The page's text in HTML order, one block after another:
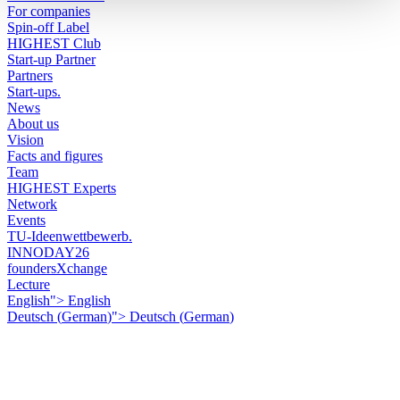
For companies
Spin-off Label
HIGHEST Club
Start-up Partner
Partners
Start-ups.
News
About us
Vision
Facts and figures
Team
HIGHEST Experts
Network
Events
TU-Ideenwettbewerb.
INNODAY26
foundersXchange
Lecture
English"> English
Deutsch (German)"> Deutsch (German)